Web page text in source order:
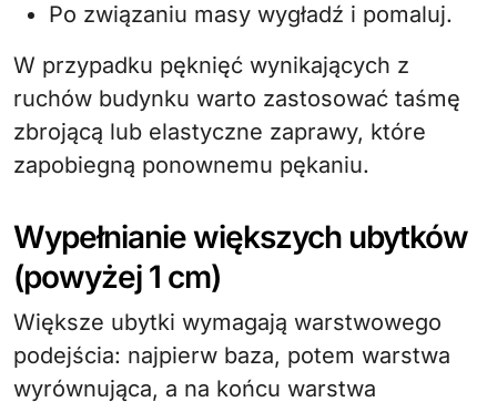
Po związaniu masy wygładź i pomaluj.
W przypadku pęknięć wynikających z
ruchów budynku warto zastosować taśmę
zbrojącą lub elastyczne zaprawy, które
zapobiegną ponownemu pękaniu.
Wypełnianie większych ubytków
(powyżej 1 cm)
Większe ubytki wymagają warstwowego
podejścia: najpierw baza, potem warstwa
wyrównująca, a na końcu warstwa